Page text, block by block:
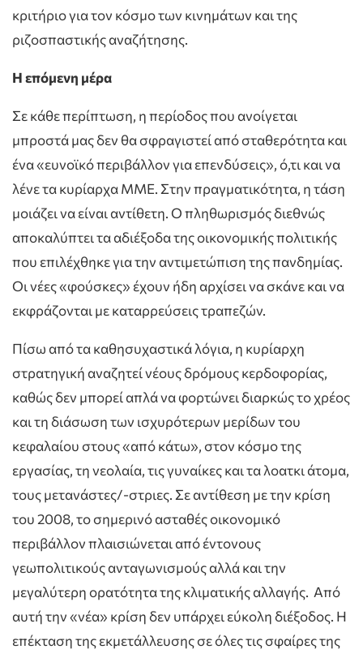
κριτήριο για τον κόσμο των κινημάτων και της
ριζοσπαστικής αναζήτησης.
Η επόμενη μέρα
Σε κάθε περίπτωση, η περίοδος που ανοίγεται
μπροστά μας δεν θα σφραγιστεί από σταθερότητα και
ένα «ευνοϊκό περιβάλλον για επενδύσεις», ό,τι και να
λένε τα κυρίαρχα ΜΜΕ. Στην πραγματικότητα, η τάση
μοιάζει να είναι αντίθετη. Ο πληθωρισμός διεθνώς
αποκαλύπτει τα αδιέξοδα της οικονομικής πολιτικής
που επιλέχθηκε για την αντιμετώπιση της πανδημίας.
Οι νέες «φούσκες» έχουν ήδη αρχίσει να σκάνε και να
εκφράζονται με καταρρεύσεις τραπεζών.
Πίσω από τα καθησυχαστικά λόγια, η κυρίαρχη
στρατηγική αναζητεί νέους δρόμους κερδοφορίας,
καθώς δεν μπορεί απλά να φορτώνει διαρκώς το χρέος
και τη διάσωση των ισχυρότερων μερίδων του
κεφαλαίου στους «από κάτω», στον κόσμο της
εργασίας, τη νεολαία, τις γυναίκες και τα λοατκι άτομα,
τους μετανάστες/-στριες. Σε αντίθεση με την κρίση
του 2008, το σημερινό ασταθές οικονομικό
περιβάλλον πλαισιώνεται από έντονους
γεωπολιτικούς ανταγωνισμούς αλλά και την
μεγαλύτερη ορατότητα της κλιματικής αλλαγής. Από
αυτή την «νέα» κρίση δεν υπάρχει εύκολη διέξοδος. Η
επέκταση της εκμετάλλευσης σε όλες τις σφαίρες της